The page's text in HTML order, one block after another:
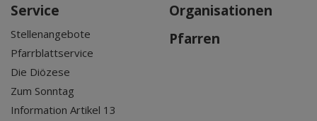
Service
Stellenangebote
Pfarrblattservice
Die Diözese
Zum Sonntag
Information Artikel 13
Organisationen
Pfarren